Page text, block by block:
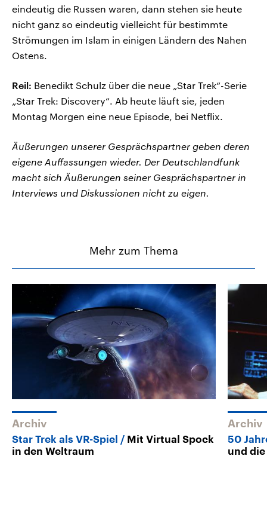
eindeutig die Russen waren, dann stehen sie heute
nicht ganz so eindeutig vielleicht für bestimmte
Strömungen im Islam in einigen Ländern des Nahen
Ostens.
Reil: Benedikt Schulz über die neue „Star Trek“-Serie
„Star Trek: Discovery“. Ab heute läuft sie, jeden
Montag Morgen eine neue Episode, bei Netflix.
Äußerungen unserer Gesprächspartner geben deren
eigene Auffassungen wieder. Der Deutschlandfunk
macht sich Äußerungen seiner Gesprächspartner in
Interviews und Diskussionen nicht zu eigen.
Mehr zum Thema
Archiv
Star Trek als VR-Spiel
Mit Virtual Spock
in den Weltraum
Archiv
50
und